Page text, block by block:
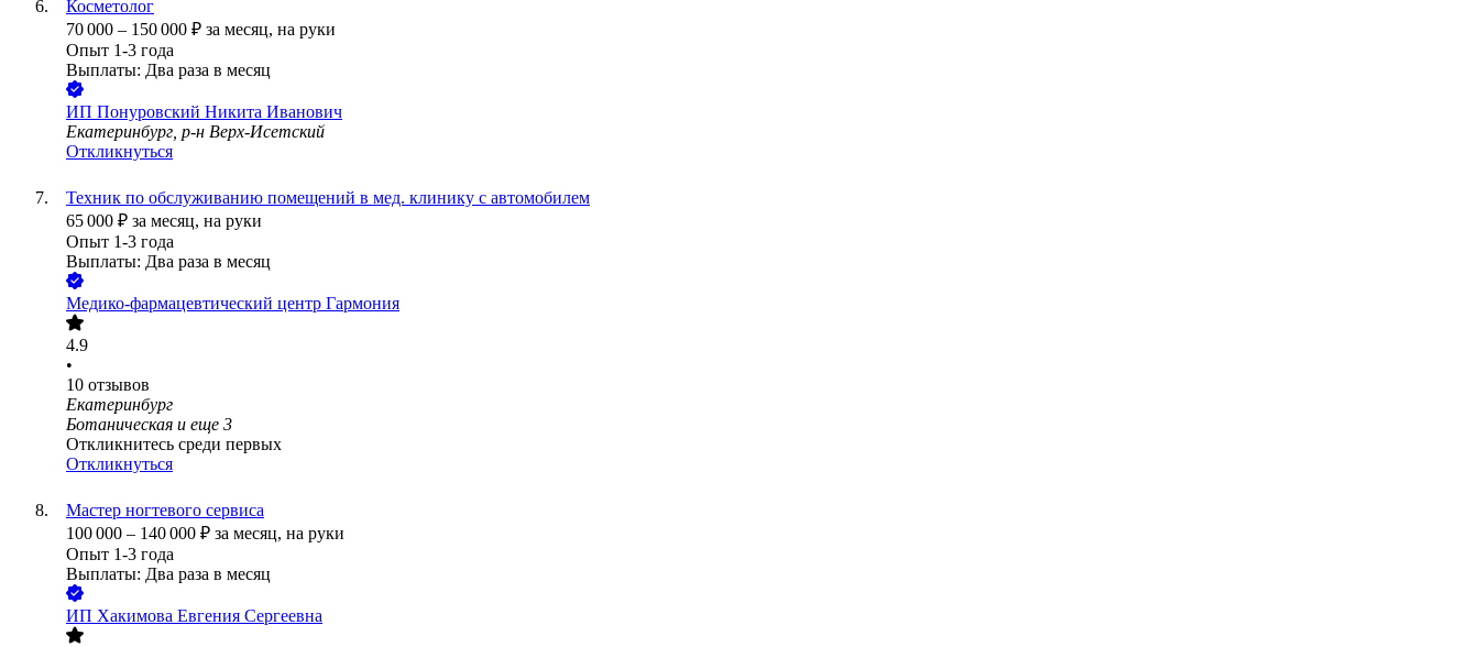
Косметолог
70 000 – 150 000 ₽ за месяц, на руки
Опыт 1-3 года
Выплаты: Два раза в месяц
ИП Понуровский Никита Иванович
Екатеринбург, р-н Верх-Исетский
Откликнуться
Техник по обслуживанию помещений в мед. клинику с автомобилем
65 000 ₽ за месяц, на руки
Опыт 1-3 года
Выплаты: Два раза в месяц
Медико-фармацевтический центр Гармония
4.9
•
10 отзывов
Екатеринбург
Ботаническая и еще 3
Откликнитесь среди первых
Откликнуться
Мастер ногтевого сервиса
100 000 – 140 000 ₽ за месяц, на руки
Опыт 1-3 года
Выплаты: Два раза в месяц
ИП Хакимова Евгения Сергеевна